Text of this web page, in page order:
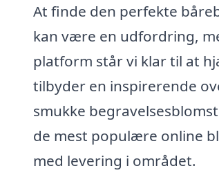
At finde den perfekte
kan være en udfordring,
platform står vi klar til at
tilbyder en inspirerende
smukke
de mest populære online
med levering i området.